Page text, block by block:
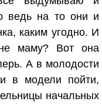
ведь на то они и
каким угодно. И
маму? Вот она
А в молодости
в модели пойти,
начальных